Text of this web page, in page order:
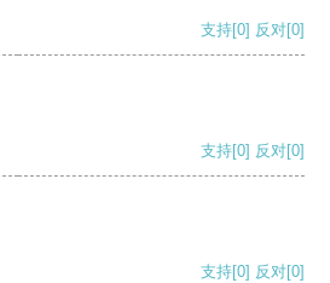
支持[0] 反对[0]
支持[0] 反对[0]
支持[0] 反对[0]